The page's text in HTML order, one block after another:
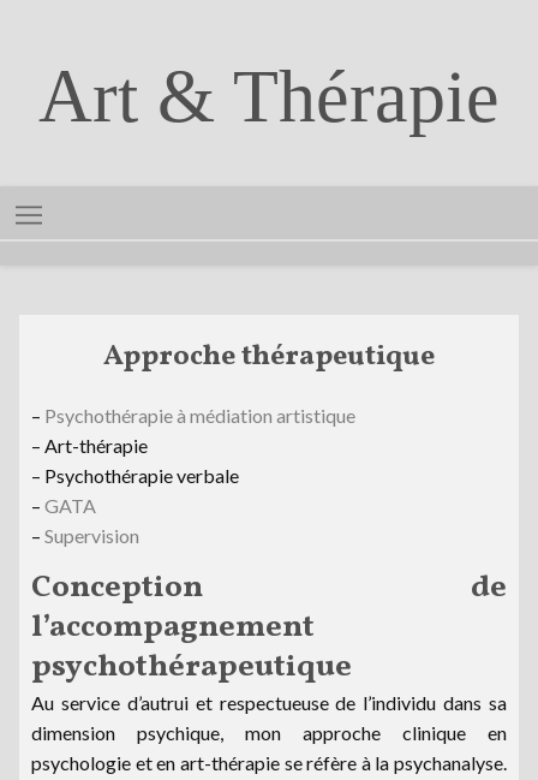
Art & Thérapie
Approche thérapeutique
– Psychothérapie à médiation artistique
– Art-thérapie
– Psychothérapie verbale
– GATA
– Supervision
Conception de
l’accompagnement
psychothérapeutique
Au service d’autrui et respectueuse de l’individu dans sa
dimension psychique, mon approche clinique en
psychologie et en art-thérapie se réfère à la psychanalyse.